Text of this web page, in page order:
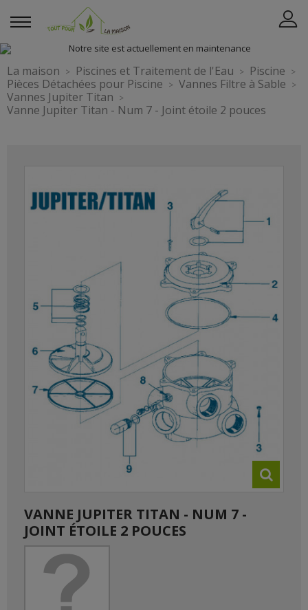
La maison Piscines et Traitement de l'Eau
Piscine
Pièces Détachées pour Piscine
Vannes Filtre à Sable
Vannes Jupiter Titan
Vanne Jupiter Titan - Num 7 - Joint étoile 2 pouces
VANNE JUPITER TITAN - NUM 7 -
JOINT ÉTOILE 2 POUCES